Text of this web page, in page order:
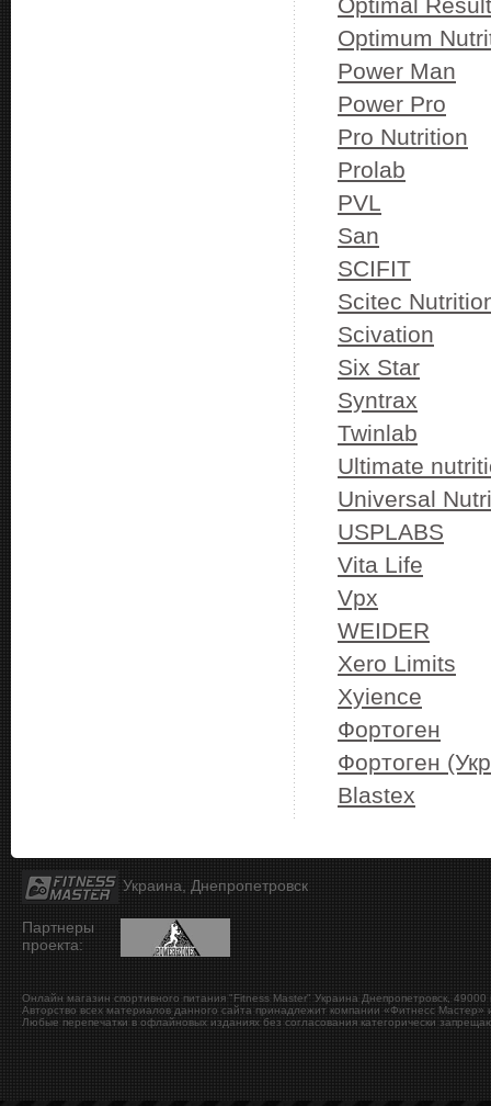
Optimal
Optimum
Power Man
Power Pro
Pro Nutrition
Prolab
PVL
San
SCIFIT
Scitec
Scivation
Six Star
Syntrax
Twinlab
Ultimate
Universal
USPLABS
Vita Life
Vpx
WEIDER
Xero Limits
Xyience
Фортоген
Фортоген
Blastex
Украина, Днепропетровск
Партнеры
проекта:
Онлайн магазин спортивного питания "Fitness Master" Украина Днепропетровск 49000
Авторство всех материалов данного сайта принадлежит компании «Фитнесс Мастер»
Любые перепечатки в офлайновых изданиях без согласования категорически